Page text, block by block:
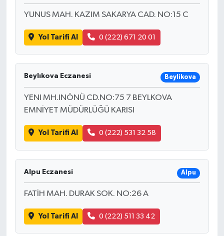
YUNUS MAH. KAZIM SAKARYA CAD. NO:15 C
Yol Tarifi Al 0 (222) 671 20 01
Beylıkova Eczanesi Beylikova
YENI MH.INÖNÜ CD.NO:75 7 BEYLKOVA
EMNİYET MÜDÜRLÜĞÜ KARISI
Yol Tarifi Al 0 (222) 531 32 58
Alpu Eczanesi Alpu
FATİH MAH. DURAK SOK. NO:26 A
Yol Tarifi Al 0 (222) 511 33 42